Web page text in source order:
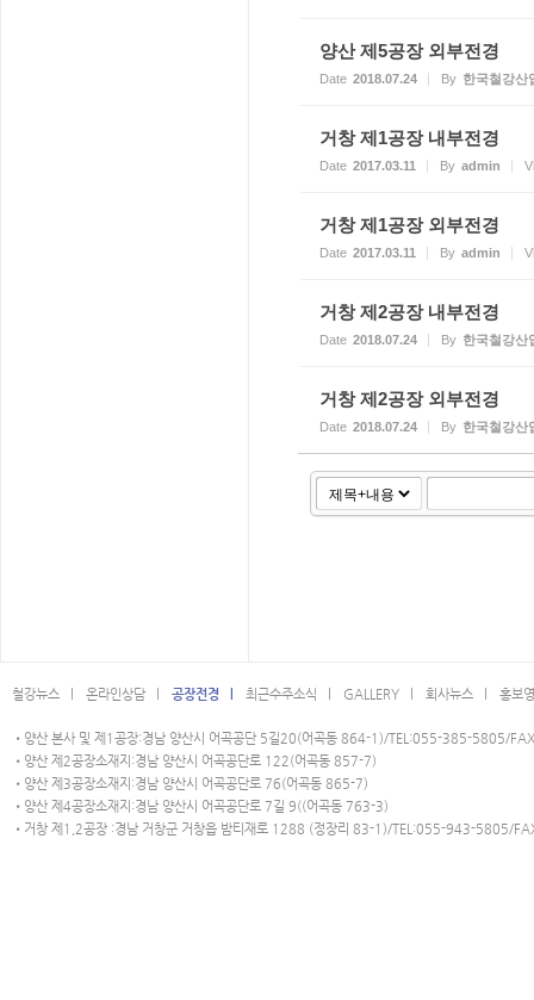
양산 제5공장 외부전경
Date 2018.07.24 By 한국철강산
거창 제1공장 내부전경
Date 2017.03.11 By admin
거창 제1공장 외부전경
Date 2017.03.11 By admin
거창 제2공장 내부전경
Date 2018.07.24 By 한국철강산
거창 제2공장 외부전경
Date 2018.07.24 By 한국철강산
철강뉴스 l 온라인상담 l 공장전경 l 최근수주소식 l GALLERY l 회사뉴스 l 홍보
•양산 본사 및 제1공장:경남 양산시 어곡공단 5길20(어곡동 864-1)/TEL:055-385-5805/
•양산 제2공장소재지:경남 양산시 어곡공단로 122(어곡동 857-7)
•양산 제3공장소재지:경남 양산시 어곡공단로 76(어곡동 865-7)
•양산 제4공장소재지:경남 양산시 어곡공단로 7길 9((어곡동 763-3)
•거창 제1,2공장 :경남 거창군 거창읍 밤티재로 1288 (정장리 83-1)/TEL:055-943-5805/